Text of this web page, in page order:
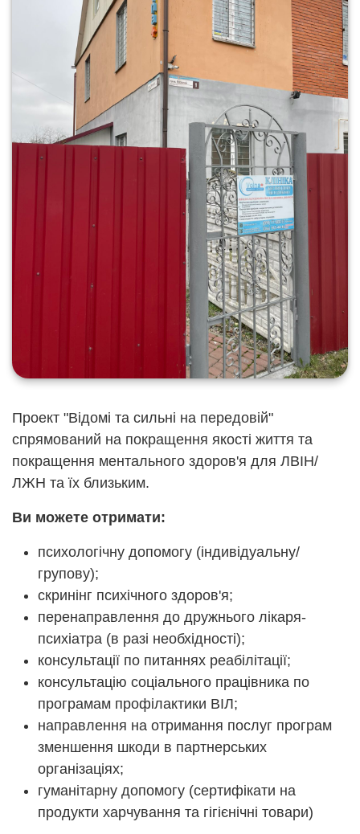
Проект "Відомі та сильні на передовій"
спрямований на покращення якості життя та
покращення ментального здоров'я для ЛВІН/
ЛЖН та їх близьким.
Ви можете отримати:
психологічну допомогу (індивідуальну/
групову);
скринінг психічного здоров'я;
перенаправлення до дружнього лікаря-
психіатра (в разі необхідності);
консультації по питаннях реабілітації;
консультацію соціального працівника по
програмам профілактики ВІЛ;
направлення на отримання послуг програм
зменшення шкоди в партнерських
організаціях;
гуманітарну допомогу (сертифікати на
продукти харчування та гігієнічні товари)